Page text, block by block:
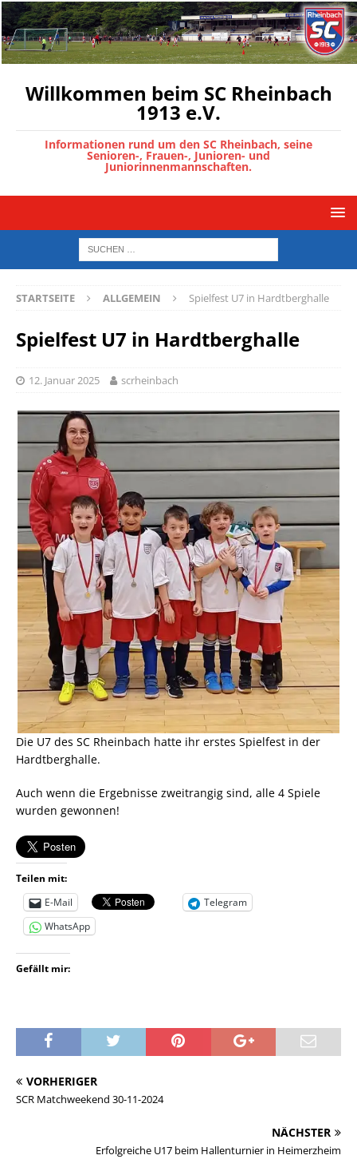
Willkommen beim SC Rheinbach
1913 e.V.
Informationen rund um den SC Rheinbach, seine
Senioren-, Frauen-, Junioren- und
Juniorinnenmannschaften.
STARTSEITE ALLGEMEIN Spielfest U7 in Hardtberghalle
Spielfest U7 in Hardtberghalle
12. Januar 2025 scrheinbach
Die U7 des SC Rheinbach hatte ihr erstes Spielfest in der
Hardtberghalle.
Auch wenn die Ergebnisse zweitrangig sind, alle 4 Spiele
wurden gewonnen!
Teilen mit:
E-Mail
Telegram
WhatsApp
Gefällt mir:
VORHERIGER
SCR Matchweekend 30-11-2024
NÄCHSTER
Erfolgreiche U17 beim Hallenturnier in Heimerzheim